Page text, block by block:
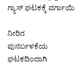
ಗ್ಯಾಸ್ ಘಟಕಕ್ಕೆ
ನೀರಿನ
ಪುನರ್ಬಳಕೆಯ
ಘಟಕದಿಂದಾಗಿ